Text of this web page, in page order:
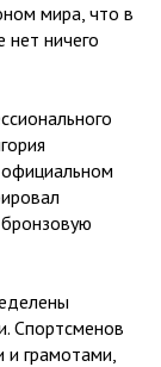
мира, что в
нет ничего
Спортсменов
и грамотами,